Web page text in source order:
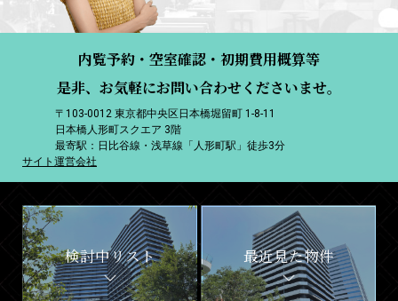
内覧予約・空室確認・初期費用概算等
是非、お気軽にお問い合わせくださいませ。
〒103-0012 東京都中央区日本橋堀留町 1-8-11
日本橋人形町スクエア 3階
最寄駅：日比谷線・浅草線「人形町駅」徒歩3分
サイト運営会社
検討中リスト 最近見た物件